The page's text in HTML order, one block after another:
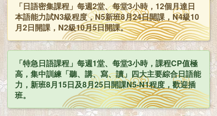
「日語密集課程」每週2堂、每堂3小時，12個月達日
本語能力試N3級程度，N5新班8月24日開課，N4級10
月2日開課，N2級10月5日開課。
「特急日語課程」每週1堂、每堂3小時，課程CP值極
高，集中訓練「聽、講、寫、讀」四大主要綜合日語能
力，新班8月15日及8月25日開課N5-N1程度，歡迎插
班。